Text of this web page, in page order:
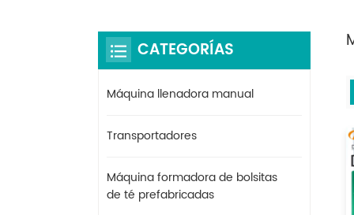
CATEGORÍAS
Máquina llenadora manual
Transportadores
Máquina formadora de bolsitas
de té prefabricadas